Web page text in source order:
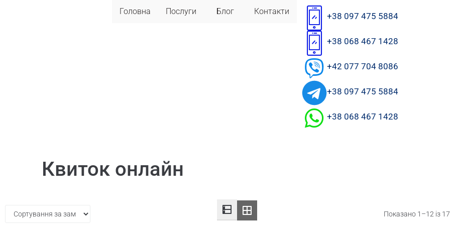
Головна Послуги Блог Контакти +38 097 475 5884
+38 068 467 1428
+42 077 704 8086
+38 097 475 5884
+38 068 467 1428
Квиток онлайн
Показано 1–12 із 17